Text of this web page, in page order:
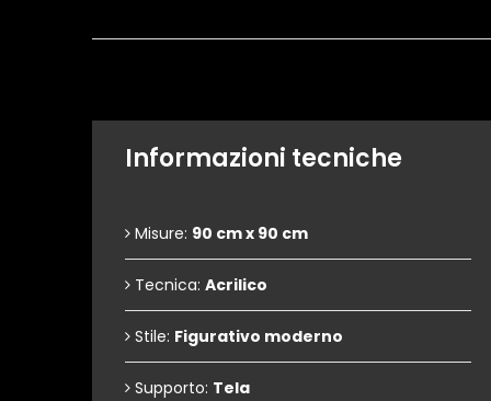
Informazioni tecniche
Misure: 90 cm x 90 cm
Tecnica: Acrilico
Stile: Figurativo moderno
Supporto: Tela